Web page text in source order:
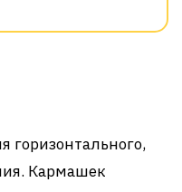
горизонтального,
Кармашек